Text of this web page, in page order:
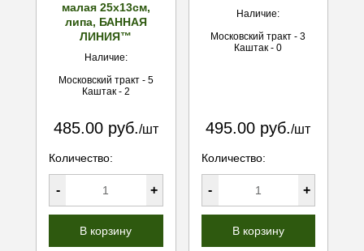
малая 25x13см,
липа, БАННАЯ
ЛИНИЯ™
Наличие:
Московский тракт - 5
Каштак - 2
485.00 руб./шт
Количество:
- +
В корзину
Наличие:
Московский тракт - 3
Каштак - 0
495.00 руб./шт
Количество:
- +
В корзину